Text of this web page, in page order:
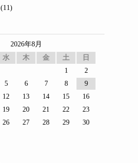
(11)
2026年8月
水 木 金 土
日
1
2
5 6 7 8
9
12 13 14 15
16
19 20 21 22
23
26 27 28 29
30